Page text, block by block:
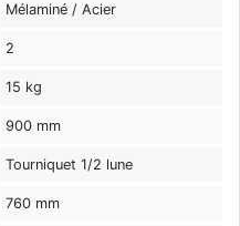
Mélaminé / Acier
2
15 kg
900 mm
Tourniquet 1/2 lune
760 mm